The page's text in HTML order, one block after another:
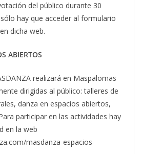
del público durante 30
hay que acceder al formulario
dicha web.
ABIERTOS
realizará en Maspalomas
dirigidas al público: talleres de
danza en espacios abiertos,
participar en las actividades hay
en la web
masdanza-espacios-